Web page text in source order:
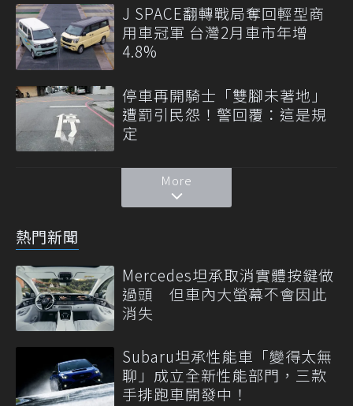
J SPACE翻轉戰局奪回輕型商
用車冠軍 台灣2月車市年增
4.8%
停車再開騎士「雙腳未著地」
遭罰引民怨！警回覆：這是規
定
More
熱門新聞
Mercedes坦承取消實體按鍵做
過頭 但車內大螢幕不會因此
消失
Subaru坦承性能車「變得太無
聊」成立全新性能部門，三款
手排跑車開發中！